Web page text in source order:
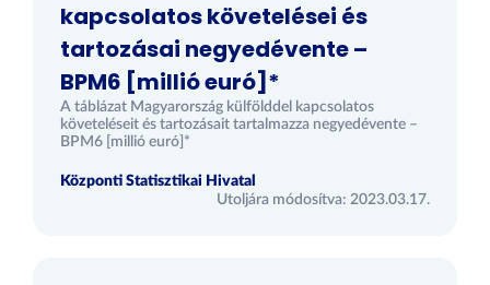
kapcsolatos követelései és
tartozásai negyedévente –
BPM6 [millió euró]*
A táblázat Magyarország külfölddel kapcsolatos
követeléseit és tartozásait tartalmazza negyedévente –
BPM6 [millió euró]*
Központi Statisztikai Hivatal
Utoljára módosítva: 2023.03.17.